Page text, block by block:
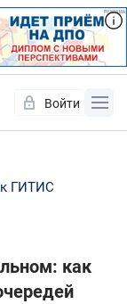
Войти
ГИТИС
как